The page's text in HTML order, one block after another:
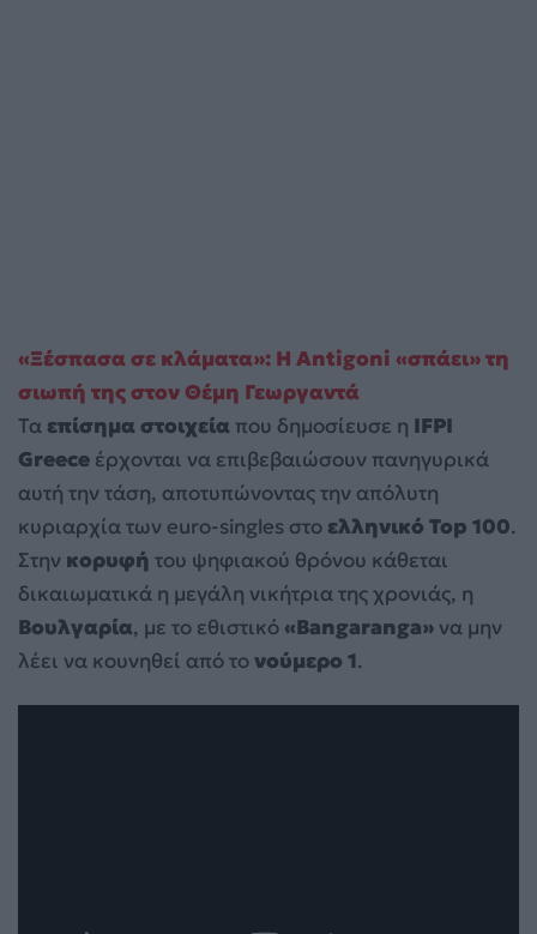
«Ξέσπασα σε κλάματα»: Η Antigoni «σπάει» τη
σιωπή της στον Θέμη Γεωργαντά
Τα επίσημα στοιχεία που δημοσίευσε η IFPI
Greece έρχονται να επιβεβαιώσουν πανηγυρικά
αυτή την τάση, αποτυπώνοντας την απόλυτη
κυριαρχία των euro-singles στο ελληνικό Top 100.
Στην κορυφή του ψηφιακού θρόνου κάθεται
δικαιωματικά η μεγάλη νικήτρια της χρονιάς, η
Βουλγαρία, με το εθιστικό«Bangaranga» να μην
λέει να κουνηθεί από τονούμερο 1.